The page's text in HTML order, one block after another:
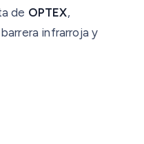
de OPTEX,
infrarroja y